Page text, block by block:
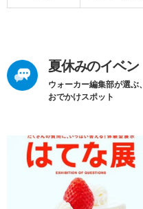
夏休みのイベ
ウォーカー編集部が選ぶ
おでかけスポット